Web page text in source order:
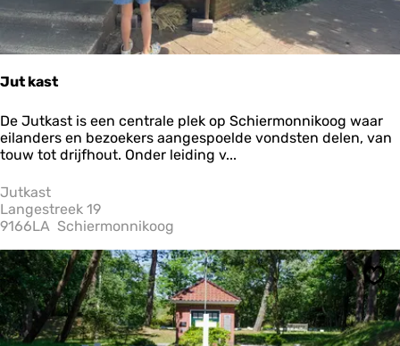
Jut kast
J
u
t
a
s
t
De Jutkast is een centrale plek op Schiermonnikoog waar
eilanders en bezoekers aangespoelde vondsten delen, van
touw tot drijfhout. Onder leiding v...
Jutkast
Langestreek 19
9166LA Schiermonnikoog